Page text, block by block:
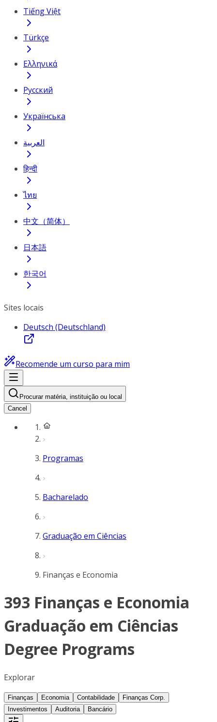
Tiếng Việt
Türkçe
Ελληνικά
Русский
Українська
العربية
हिन्दी
ไทย
中文（简体）
日本語
한국어
Sites locais
Deutsch (Deutschland)
Recomende um curso para mim
Procurar matéria, instituição ou local
Cancel
Programas
Bacharelado
Graduação em Ciências
Finanças e Economia
393 Finanças e Economia
Graduação em Ciências
Degree Programs
Explorar
Finanças Economia Contabilidade
Finanças Corp.
Investimentos
Auditoria Bancário